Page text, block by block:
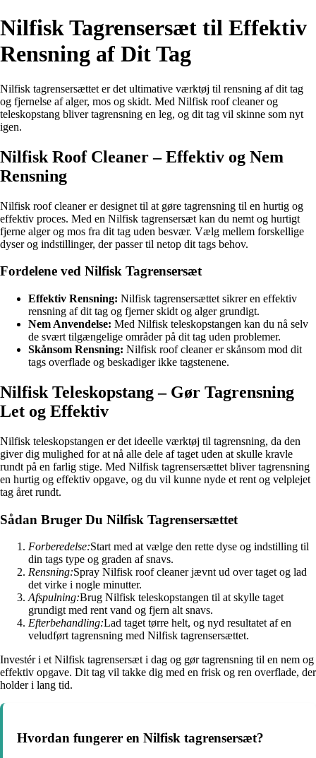
Nilfisk Tagrensersæt til Effektiv
Rensning af Dit Tag
Nilfisk tagrensersættet er det ultimative værktøj til rensning af dit tag
og fjernelse af alger, mos og skidt. Med Nilfisk roof cleaner og
teleskopstang bliver tagrensning en leg, og dit tag vil skinne som nyt
igen.
Nilfisk Roof Cleaner – Effektiv og Nem
Rensning
Nilfisk roof cleaner er designet til at gøre tagrensning til en hurtig og
effektiv proces. Med en Nilfisk tagrensersæt kan du nemt og hurtigt
fjerne alger og mos fra dit tag uden besvær. Vælg mellem forskellige
dyser og indstillinger, der passer til netop dit tags behov.
Fordelene ved Nilfisk Tagrensersæt
Effektiv Rensning: Nilfisk tagrensersættet sikrer en effektiv
rensning af dit tag og fjerner skidt og alger grundigt.
Nem Anvendelse: Med Nilfisk teleskopstangen kan du nå selv
de svært tilgængelige områder på dit tag uden problemer.
Skånsom Rensning: Nilfisk roof cleaner er skånsom mod dit
tags overflade og beskadiger ikke tagstenene.
Nilfisk Teleskopstang – Gør Tagrensning
Let og Effektiv
Nilfisk teleskopstangen er det ideelle værktøj til tagrensning, da den
giver dig mulighed for at nå alle dele af taget uden at skulle kravle
rundt på en farlig stige. Med Nilfisk tagrensersættet bliver tagrensning
en hurtig og effektiv opgave, og du vil kunne nyde et rent og velplejet
tag året rundt.
Sådan Bruger Du Nilfisk Tagrensersættet
Forberedelse:Start med at vælge den rette dyse og indstilling til
din tags type og graden af snavs.
Rensning:Spray Nilfisk roof cleaner jævnt ud over taget og lad
det virke i nogle minutter.
Afspulning:Brug Nilfisk teleskopstangen til at skylle taget
grundigt med rent vand og fjern alt snavs.
Efterbehandling:Lad taget tørre helt, og nyd resultatet af en
veludført tagrensning med Nilfisk tagrensersættet.
Investér i et Nilfisk tagrensersæt i dag og gør tagrensning til en nem og
effektiv opgave. Dit tag vil takke dig med en frisk og ren overflade, der
holder i lang tid.
Hvordan fungerer en Nilfisk tagrensersæt?